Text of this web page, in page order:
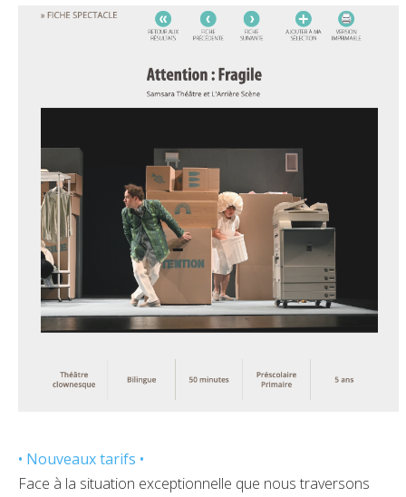
• Nouveaux tarifs •
Face à la situation exceptionnelle que nous traversons